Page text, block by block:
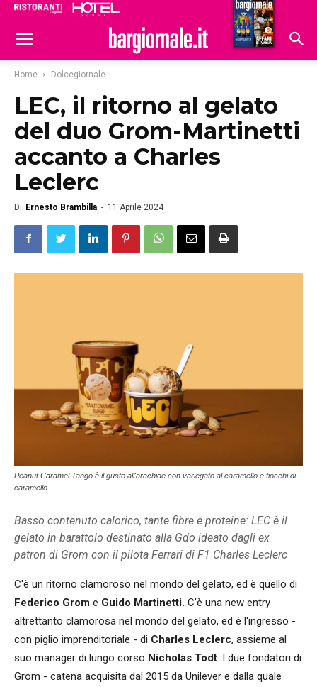
Hoteldomani
Home Dolcegiornale
LEC, il ritorno al gelato
del duo Grom-Martinetti
accanto a Charles
Leclerc
Di Ernesto Brambilla - 11 Aprile 2024
Peanut Caramel Tango è il gusto all'arachide con variegato al caramello e fiocchi di
caramello
Basso contenuto calorico, tante fibre e proteine: LEC è il
gelato in barattolo destinato alla Gdo ideato dagli ex
patron di Grom con il pilota Ferrari di F1 Charles Leclerc
C'è un ritorno clamoroso nel mondo del gelato, ed è quello di
Federico Grom e Guido Martinetti. C'è una new entry
altrettanto clamorosa nel mondo del gelato, ed è l'ingresso -
con piglio imprenditoriale - di Charles Leclerc, assieme al
suo manager di lungo corso Nicholas Todt. I due fondatori di
Grom - catena acquisita dal 2015 da Unilever e dalla quale